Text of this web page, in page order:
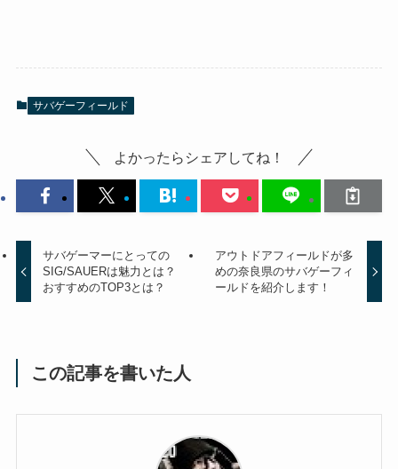
サバゲーフィールド
よかったらシェアしてね！
サバゲーマーにとっての
SIG/SAUERは魅力とは？
おすすめのTOP3とは？
アウトドアフィールドが多
めの奈良県のサバゲーフィ
ールドを紹介します！
この記事を書いた人